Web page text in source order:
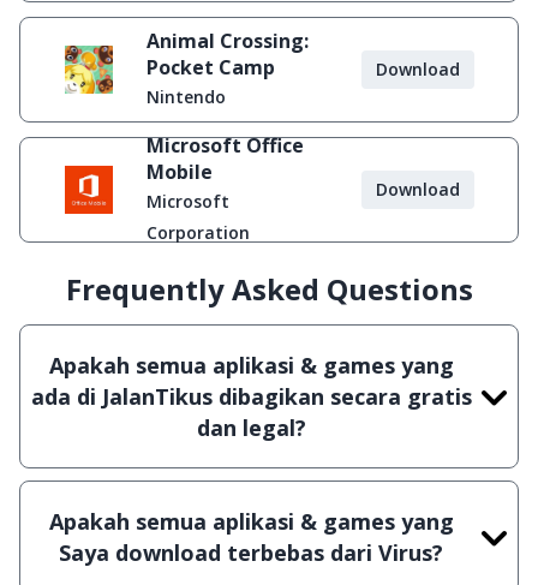
Animal Crossing:
Pocket Camp
Nintendo
Download
Microsoft Office
Mobile
Microsoft
Corporation
Download
Frequently Asked Questions
Apakah semua aplikasi & games yang
ada di JalanTikus dibagikan secara gratis
dan legal?
Ya, JalanTikus hanya membagikan aplikasi &
games yang gratis (Freeware) dan legal, dalam
artian tidak (bajakan) hasil crack, patch atau
semacamnya.
Apakah semua aplikasi & games yang
Saya download terbebas dari Virus?